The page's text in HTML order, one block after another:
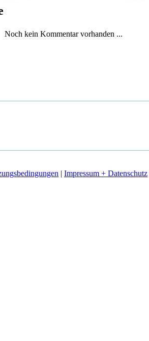
Noch kein Kommentar vorhanden ...
| Impressum + Datenschutz